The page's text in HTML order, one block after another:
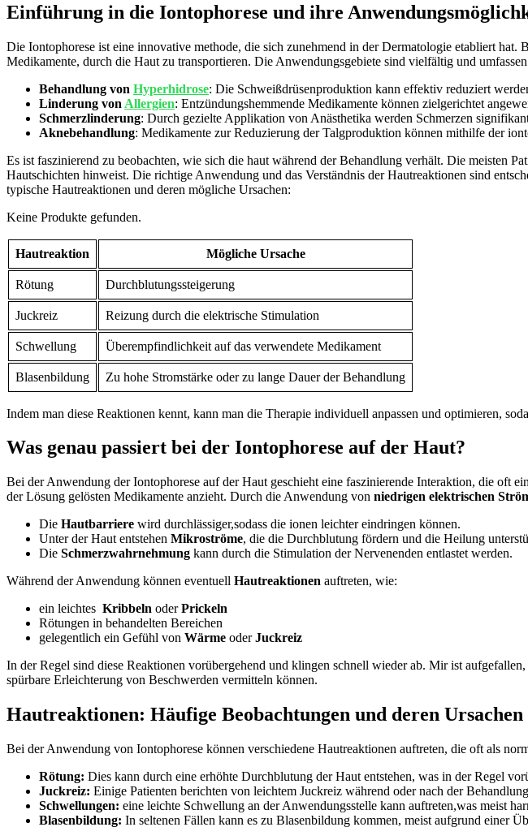
Einführung in die Iontophorese und ihre
Die Iontophorese ist eine⁣ innovative methode, die sich zunehmend​ in der Dermatologie ⁢etabliert
Medikamente, durch die Haut zu transportieren.⁣ Die Anwendungsgebiete sind vielfältig und
Behandlung von Hyperhidrose: Die⁣ Schweißdrüsenproduktion kann effektiv reduziert
Linderung von Allergien: Entzündungshemmende Medikamente können zielgerichtet
Schmerzlinderung: Durch gezielte Applikation von Anästhetika werden Schmerzen
Aknebehandlung: Medikamente zur Reduzierung⁤ der Talgproduktion ‍können‍ mithilfe der
Es ist faszinierend zu beobachten, ⁢wie sich die haut‌ während ⁤der Behandlung verhält. ⁢Die⁢ meisten
Hautschichten hinweist. ⁣Die richtige​ Anwendung und das Verständnis der Hautreaktionen sind⁢
typische Hautreaktionen und‌ deren mögliche Ursachen:
Keine Produkte gefunden.
Hautreaktion Mögliche Ursache
Rötung Durchblutungssteigerung
Juckreiz Reizung durch die elektrische Stimulation
Schwellung Überempfindlichkeit auf das‌ verwendete Medikament
Blasenbildung Zu⁢ hohe Stromstärke ‍oder zu⁢ lange Dauer der Behandlung
Indem man diese Reaktionen kennt, kann man die Therapie ⁢individuell anpassen und optimieren,‌
Was genau passiert ⁣bei der Iontophorese auf ⁢der⁣ Haut?
Bei der ⁢Anwendung der Iontophorese auf⁤ der Haut ​geschieht eine faszinierende Interaktion, die oft
der Lösung ‌gelösten Medikamente anzieht. ⁣Durch die ⁣Anwendung ⁢von niedrigen elektrischen
Die Hautbarriere wird durchlässiger,sodass ‍die ionen leichter eindringen können.
Unter der Haut‌ entstehen Mikroströme, die die Durchblutung fördern und ​die​ Heilung
Die Schmerzwahrnehmung kann durch die Stimulation der Nervenenden entlastet werden.
Während der Anwendung können eventuell Hautreaktionen auftreten, wie:
ein leichtes ⁢ Kribbeln oderPrickeln
Rötungen in behandelten Bereichen
gelegentlich ein Gefühl ⁢von Wärme oderJuckreiz
In der Regel sind diese Reaktionen vorübergehend und klingen schnell wieder ab. Mir ist
spürbare Erleichterung von ‍Beschwerden vermitteln können.
Hautreaktionen: Häufige Beobachtungen und ⁤deren ⁢Ursachen
Bei der Anwendung von Iontophorese können verschiedene Hautreaktionen auftreten, ⁤die‍ oft‍ als
Rötung: ⁤Dies kann durch eine erhöhte Durchblutung der Haut entstehen, was ⁤in der Regel
Juckreiz: Einige Patienten berichten von leichtem Juckreiz während oder‌ nach der
Schwellungen: eine leichte Schwellung an⁢ der Anwendungsstelle kann auftreten,was meist
Blasenbildung: In seltenen Fällen kann es zu Blasenbildung kommen, meist aufgrund einer